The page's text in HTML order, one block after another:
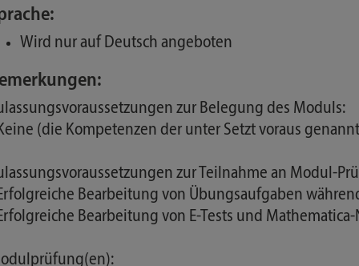
Wird nur auf Deutsch angeboten
zur Belegung des Moduls:
(die Kompetenzen der unter Setzt voraus
zur Teilnahme an Modul-
Bearbeitung von Übungsaufgaben
Bearbeitung von E-Tests und